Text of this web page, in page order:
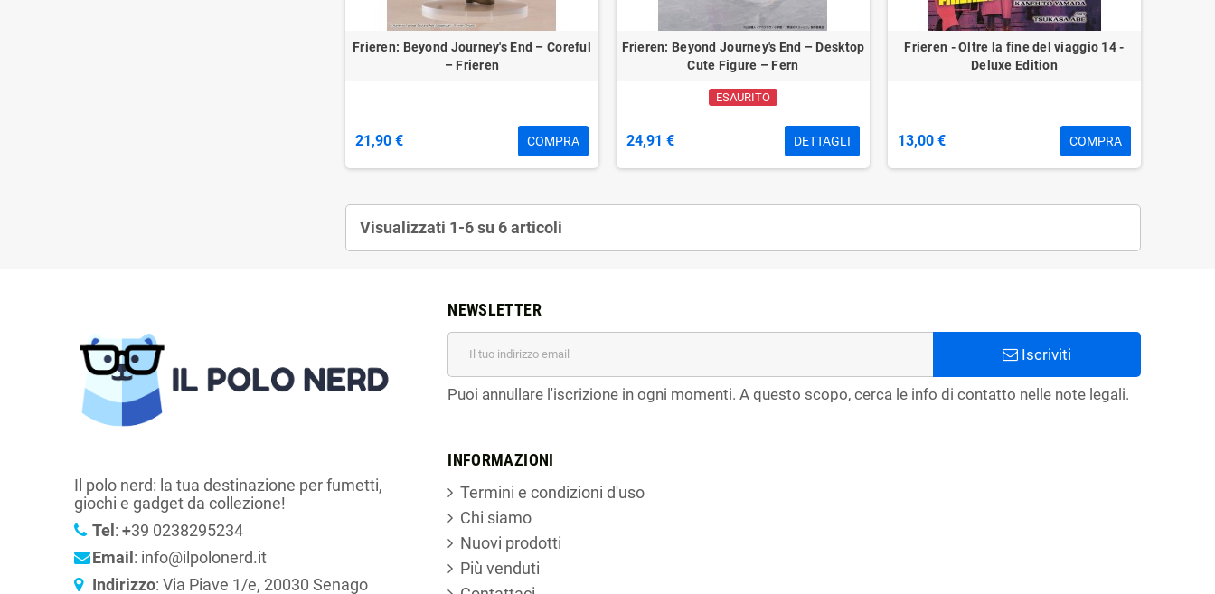
Frieren: Beyond Journey's End – Coreful
– Frieren
21,90 € COMPRA
Frieren: Beyond Journey's End – Desktop
Cute Figure – Fern
ESAURITO
24,91 € DETTAGLI
Frieren - Oltre la fine del viaggio 14 -
Deluxe Edition
13,00 € COMPRA
Visualizzati 1-6 su 6 articoli
Il polo nerd: la tua destinazione per fumetti,
giochi e gadget da collezione!
Tel: +39 0238295234
Email: info@ilpolonerd.it
Indirizzo: Via Piave 1/e, 20030 Senago
NEWSLETTER
Iscriviti
Puoi annullare l'iscrizione in ogni momenti. A questo scopo, cerca le info di contatto nelle note legali.
INFORMAZIONI
Termini e condizioni d'uso
Chi siamo
Nuovi prodotti
Più venduti